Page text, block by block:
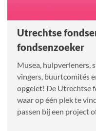
Utrechtse
fondsenzoeker
Musea, hulpverleners,
vingers, buurtcomités
opgelet! De Utrechtse
waar op één plek te
passen bij een project